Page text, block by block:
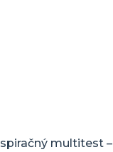
multitest –